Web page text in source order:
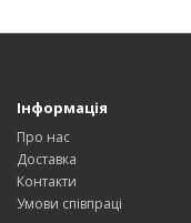
Інформація
Про нас
Доставка
Контакти
Умови співпраці